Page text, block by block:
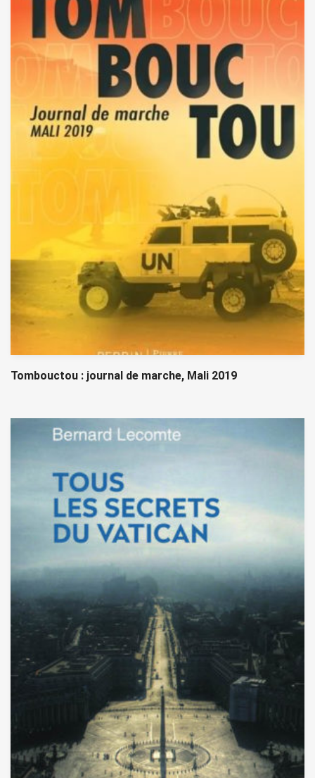
Tombouctou : journal de marche, Mali 2019